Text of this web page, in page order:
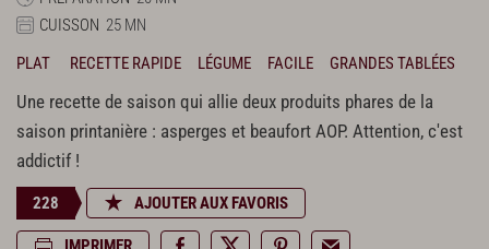
CUISSON 25 MN
PLAT
RECETTE RAPIDE LÉGUME FACILE GRANDES TABLÉES
Une recette de saison qui allie deux produits phares de la
saison printanière : asperges et beaufort AOP. Attention, c'est
addictif !
228 AJOUTER AUX FAVORIS